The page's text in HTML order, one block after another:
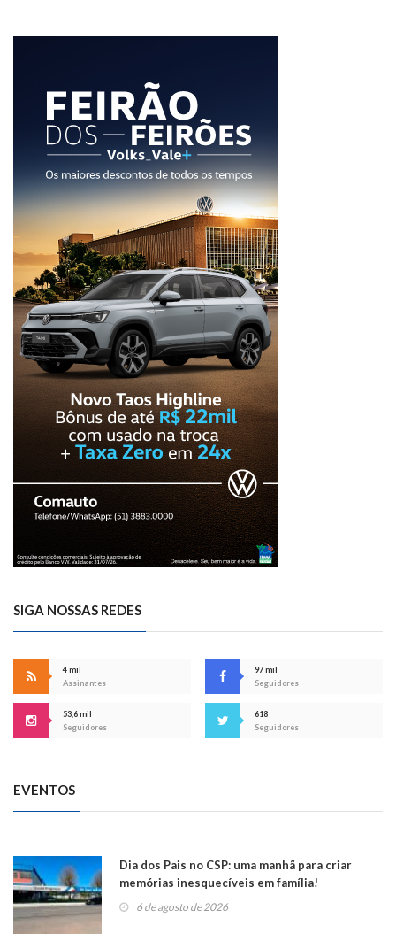
SIGA NOSSAS REDES
4 mil
Assinantes
97 mil
Seguidores
53,6 mil
Seguidores
618
Seguidores
EVENTOS
Dia dos Pais no CSP: uma manhã para criar
memórias inesquecíveis em família!
6 de agosto de 2026